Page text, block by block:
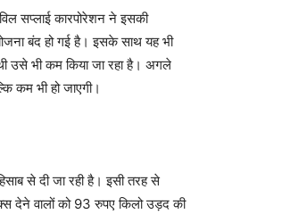
सप्लाई कारपोरेशन ने इसकी
बंद हो गई है। इसके साथ यह भी
थी उसे भी कम किया जा रहा है। अगले
कम भी हो जाएगी।
से दी जा रही है। इसी तरह से
देने वालों को 93 रुपए किलो उड़द की